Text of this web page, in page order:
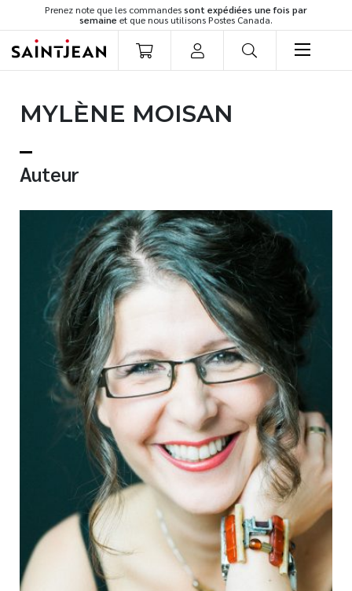
Prenez note que les commandessont expédiées une fois par
semaine et que nous utilisons Postes Canada.
Romans
Développement personnel
Spiritualité
Culture générale
Témoignages
Vie pratique
Finances
Nouveautés
Numérique
Meilleurs vendeurs
Page vedette
AUTEURS
À PROPOS
CONTACT
MYLÈNE MOISAN
Auteur